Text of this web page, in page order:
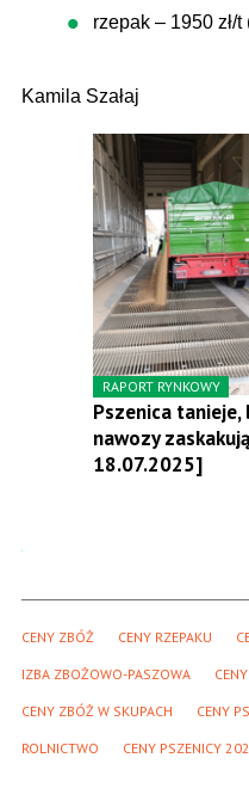
rzepak – 1950 zł/
Kamila Szałaj
RAPORT RYNKOWY
Pszenica tanieje,
nawozy
18.07.2025]
CENY ZBÓŻ CENY RZEPAKU
IZBA ZBOŻOWO-PASZOWA
CENY ZBÓŻ W SKUPACH CENY
ROLNICTWO CENY PSZENICY